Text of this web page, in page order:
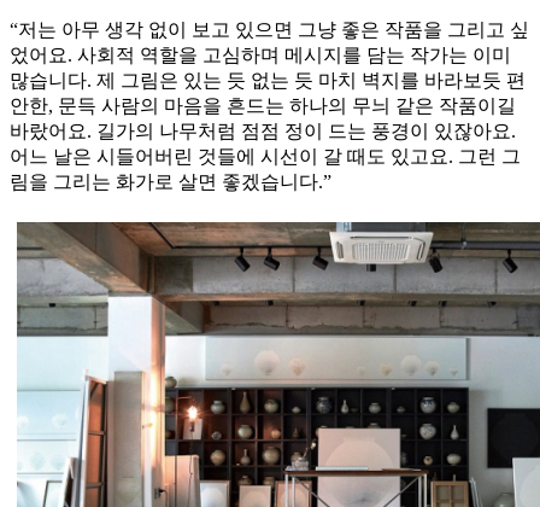
“저는 아무 생각 없이 보고 있으면 그냥 좋은 작품을 그리고 싶
었어요. 사회적 역할을 고심하며 메시지를 담는 작가는 이미
많습니다. 제 그림은 있는 듯 없는 듯 마치 벽지를 바라보듯 편
안한, 문득 사람의 마음을 흔드는 하나의 무늬 같은 작품이길
바랐어요. 길가의 나무처럼 점점 정이 드는 풍경이 있잖아요.
어느 날은 시들어버린 것들에 시선이 갈 때도 있고요. 그런 그
림을 그리는 화가로 살면 좋겠습니다.”